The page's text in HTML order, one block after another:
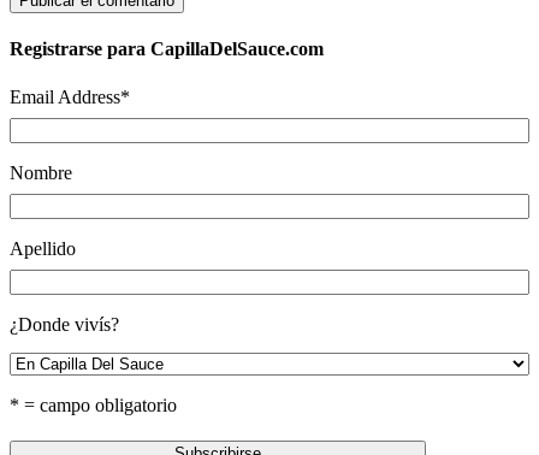
Registrarse para CapillaDelSauce.com
Email Address*
Nombre
Apellido
¿Donde vivís?
* = campo obligatorio